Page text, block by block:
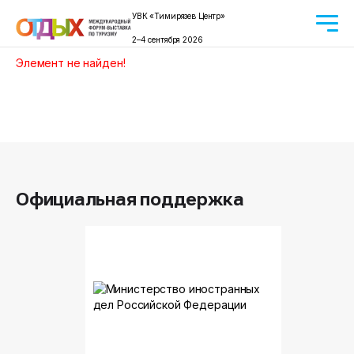
УВК «Тимирязев Центр»
2–4 сентября 2026
Элемент не найден!
Официальная поддержка